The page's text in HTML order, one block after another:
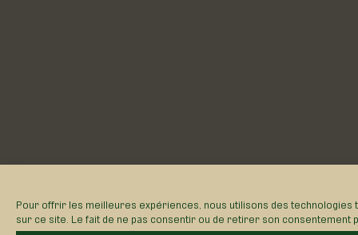
Pour offrir les meilleures expériences, nous utilisons des
sur ce site. Le fait de ne pas consentir ou de retirer son